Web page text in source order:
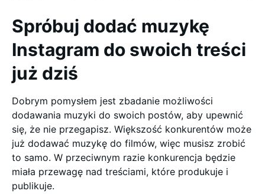
Spróbuj dodać muzykę
Instagram do swoich treści
już dziś
Dobrym pomysłem jest zbadanie możliwości
dodawania muzyki do swoich postów, aby upewnić
się, że nie przegapisz. Większość konkurentów może
już dodawać muzykę do filmów, więc musisz zrobić
to samo. W przeciwnym razie konkurencja będzie
miała przewagę nad treściami, które produkuje i
publikuje.